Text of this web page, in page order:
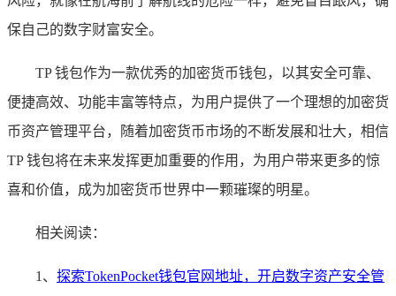
保自己的数字财富安全。
TP 钱包作为一款优秀的加密货币钱包，以其安全可靠、
便捷高效、功能丰富等特点，为用户提供了一个理想的加密货
币资产管理平台，随着加密货币市场的不断发展和壮大，相信
TP 钱包将在未来发挥更加重要的作用，为用户带来更多的惊
喜和价值，成为加密货币世界中一颗璀璨的明星。
相关阅读：
1、 探索TokenPocket钱包官网地址，开启数字资产安全管